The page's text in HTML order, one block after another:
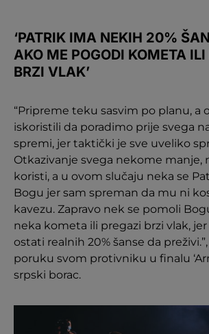
‘PATRIK IMA NEKIH 20%
AKO ME POGODI KOMETA ILI
BRZI VLAK’
“Pripreme teku sasvim po planu, a
iskoristili da poradimo prije svega
spremi, jer taktički je sve uveliko
Otkazivanje svega nekome manje,
koristi, a u ovom slučaju neka se
Bogu jer sam spreman da mu ni
kavezu. Zapravo nek se pomoli
neka kometa ili pregazi brzi vlak,
ostati realnih 20% šanse da
poruku svom protivniku u finalu
srpski borac.